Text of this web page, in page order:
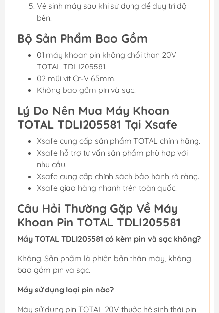
Vệ sinh máy sau khi sử dụng để duy trì độ
bền.
Bộ Sản Phẩm Bao Gồm
01 máy khoan pin không chổi than 20V
TOTAL TDLI205581.
02 mũi vít Cr-V 65mm.
Không bao gồm pin và sạc.
Lý Do Nên Mua Máy Khoan
TOTAL TDLI205581 Tại Xsafe
Xsafe cung cấp sản phẩm TOTAL chính hãng.
Xsafe hỗ trợ tư vấn sản phẩm phù hợp với
nhu cầu.
Xsafe cung cấp chính sách bảo hành rõ ràng.
Xsafe giao hàng nhanh trên toàn quốc.
Câu Hỏi Thường Gặp Về Máy
Khoan Pin TOTAL TDLI205581
Máy TOTAL TDLI205581 có kèm pin và sạc không?
Không. Sản phẩm là phiên bản thân máy, không
bao gồm pin và sạc.
Máy sử dụng loại pin nào?
Máy sử dụng pin TOTAL 20V thuộc hệ sinh thái pin